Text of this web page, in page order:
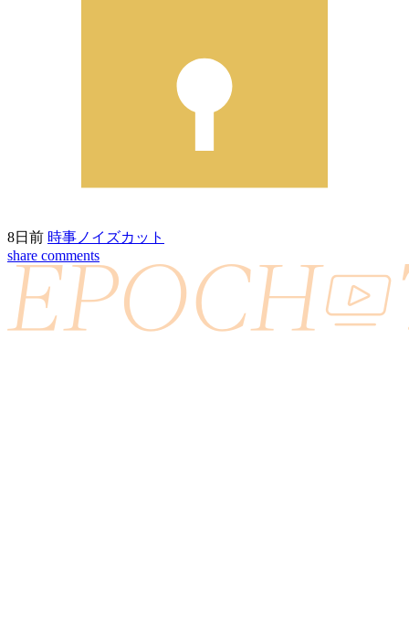
8日前 時事ノイズカット
share comments